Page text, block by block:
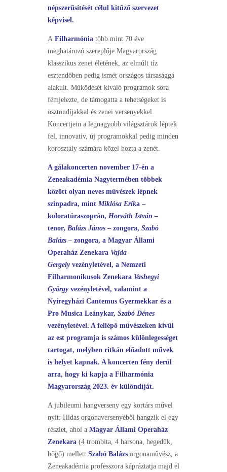
népszerűsítését célul kitűző szervezet
képvisel.
A Filharmónia több mint 70 éve
meghatározó szereplője Magyarország
klasszikus zenei életének, az elmúlt tíz
esztendőben pedig ismét országos társasággá
alakult. Működését kiváló programok sora
fémjelezte, de támogatta a tehetségeket is
ösztöndíjakkal és zenei versenyekkel.
Koncertjein a legnagyobb világsztárok léptek
fel, innovatív, új programokkal pedig minden
korosztály számára közel hozta a zenét.
A gálakoncerten november 17-én a
Zeneakadémia Nagytermében többek
között olyan neves művészek lépnek
színpadra, mint Miklósa Erika –
koloratúraszoprán, Horváth István –
tenor, Balázs János – zongora, Szabó
Balázs – zongora, a Magyar Állami
Operaház Zenekara Vajda
Gergelyvezényletével, a Nemzeti
Filharmonikusok Zenekara Vashegyi
Györgyvezényletével, valamint a
Nyíregyházi Cantemus Gyermekkar és a
Pro Musica Leánykar, Szabó Dénes
vezényletével. A fellépő művészeken kívül
az est programja is számos különlegességet
tartogat, melyben ritkán előadott művek
is helyet kapnak. A koncerten fény derül
arra, hogy ki kapja a Filharmónia
Magyarország 2023. év különdíját.
A jubileumi hangverseny egy kortárs művel
nyit: Hidas orgonaversenyéből hangzik el egy
részlet, ahol a Magyar Állami Operaház
Zenekara (4 trombita, 4 harsona, hegedűk,
bőgő) mellett Szabó Balázs orgonaművész, a
Zeneakadémia professzora kápráztatja majd el